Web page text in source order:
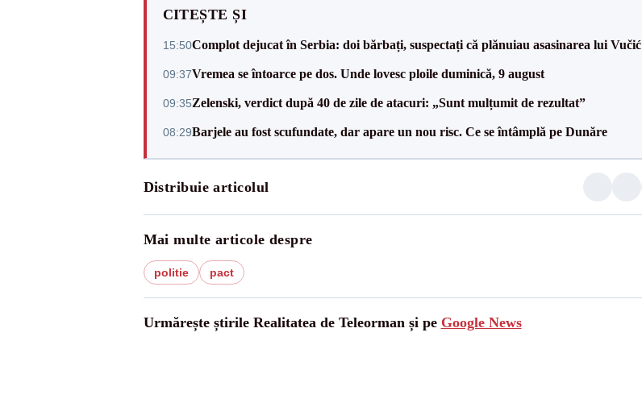
CITEȘTE ȘI
15:50Complot dejucat în Serbia: doi bărbați, suspectați că plănuiau asasinarea lui Vučić
09:37Vremea se întoarce pe dos. Unde lovesc ploile duminică, 9 august
09:35Zelenski, verdict după 40 de zile de atacuri: „Sunt mulțumit de rezultat”
08:29Barjele au fost scufundate, dar apare un nou risc. Ce se întâmplă pe Dunăre
Distribuie articolul
Mai multe articole despre
politie pact
Urmărește știrile Realitatea de Teleorman și pe Google News